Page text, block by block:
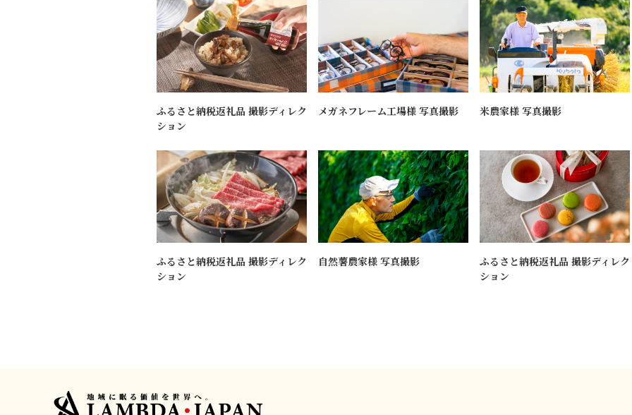
ふるさと納税返礼品 撮影ディレク
ション
メガネフレーム工場様 写真撮影 米農家様 写真撮影
ふるさと納税返礼品 撮影ディレク
ション
自然薯農家様 写真撮影
ふるさと納税返礼品 撮影ディレク
ション